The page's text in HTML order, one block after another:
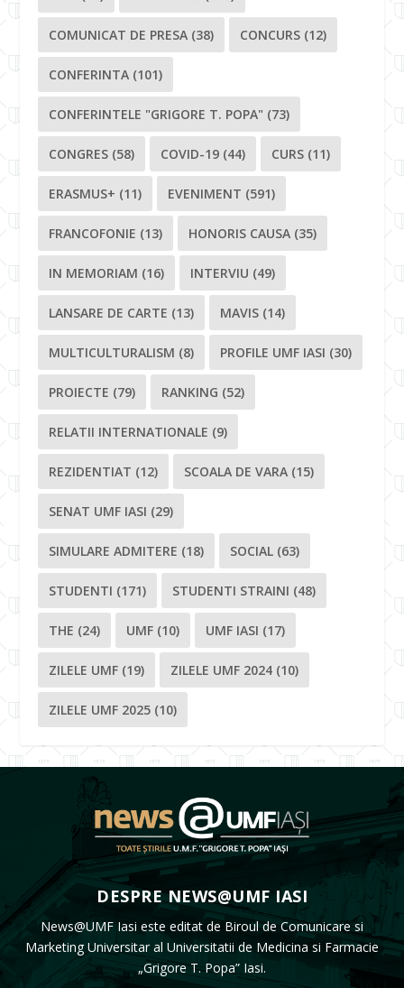
COMUNICAT DE PRESA (38) CONCURS (12)
CONFERINTA (101)
CONFERINTELE "GRIGORE T. POPA" (73)
CONGRES (58) COVID-19 (44) CURS (11)
ERASMUS+ (11) EVENIMENT (591)
FRANCOFONIE (13) HONORIS CAUSA (35)
IN MEMORIAM (16) INTERVIU (49)
LANSARE DE CARTE (13) MAVIS (14)
MULTICULTURALISM (8) PROFILE UMF IASI (30)
PROIECTE (79) RANKING (52)
RELATII INTERNATIONALE (9)
REZIDENTIAT (12) SCOALA DE VARA (15)
SENAT UMF IASI (29)
SIMULARE ADMITERE (18) SOCIAL (63)
STUDENTI (171) STUDENTI STRAINI (48)
THE (24) UMF (10) UMF IASI (17)
ZILELE UMF (19) ZILELE UMF 2024 (10)
ZILELE UMF 2025 (10)
DESPRE NEWS@UMF IASI
News@UMF Iasi este editat de Biroul de Comunicare si
Marketing Universitar al Universitatii de Medicina si Farmacie
„Grigore T. Popa” Iasi.